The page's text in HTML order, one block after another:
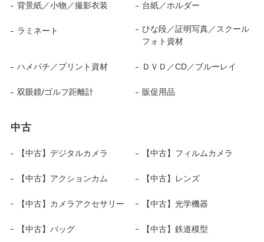
背景紙／小物／撮影衣装 台紙／ホルダー
ラミネート
ひな段／証明写真／スクール
フォト資材
ハメパチ／プリント資材 ＤＶＤ／CD／ブルーレイ
双眼鏡/ゴルフ距離計 販促用品
中古
【中古】デジタルカメラ 【中古】フィルムカメラ
【中古】アクションカム 【中古】レンズ
【中古】カメラアクセサリー 【中古】光学機器
【中古】バッグ 【中古】鉄道模型